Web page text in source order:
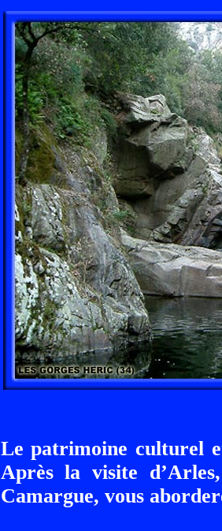
Le patrimoine culturel
Après la visite
Camargue, vous